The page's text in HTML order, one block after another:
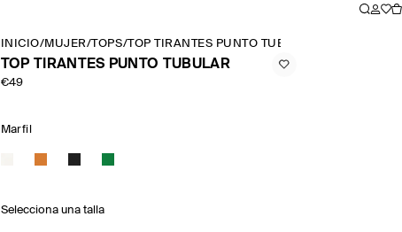
INICIO/MUJER/TOPS/TOP TIRANTES PUNTO TUBULAR
TOP TIRANTES PUNTO TUBULAR
€49
Marfil
Selecciona una talla